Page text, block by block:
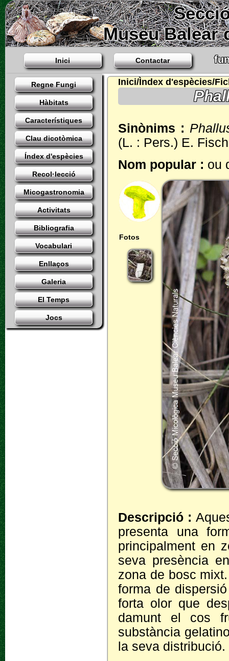
Museu Balear
Inici Contactar
Regne Fungi
Hàbitats
Característiques
Clau dicotòmica
Índex d'espècies
Recol·lecció
Micogastronomia
Activitats
Bibliografia
Vocabulari
Enllaços
Galeria
El Temps
Jocs
Inici/Ìndex d'espècies/
Sinònims :
(L. : Pers.) E.
Nom popular : ou
Fotos
Descripció :
presenta una
principalment en
seva presència
zona de bosc
forma de
forta olor que
damunt el cos
substància
la seva distribució.